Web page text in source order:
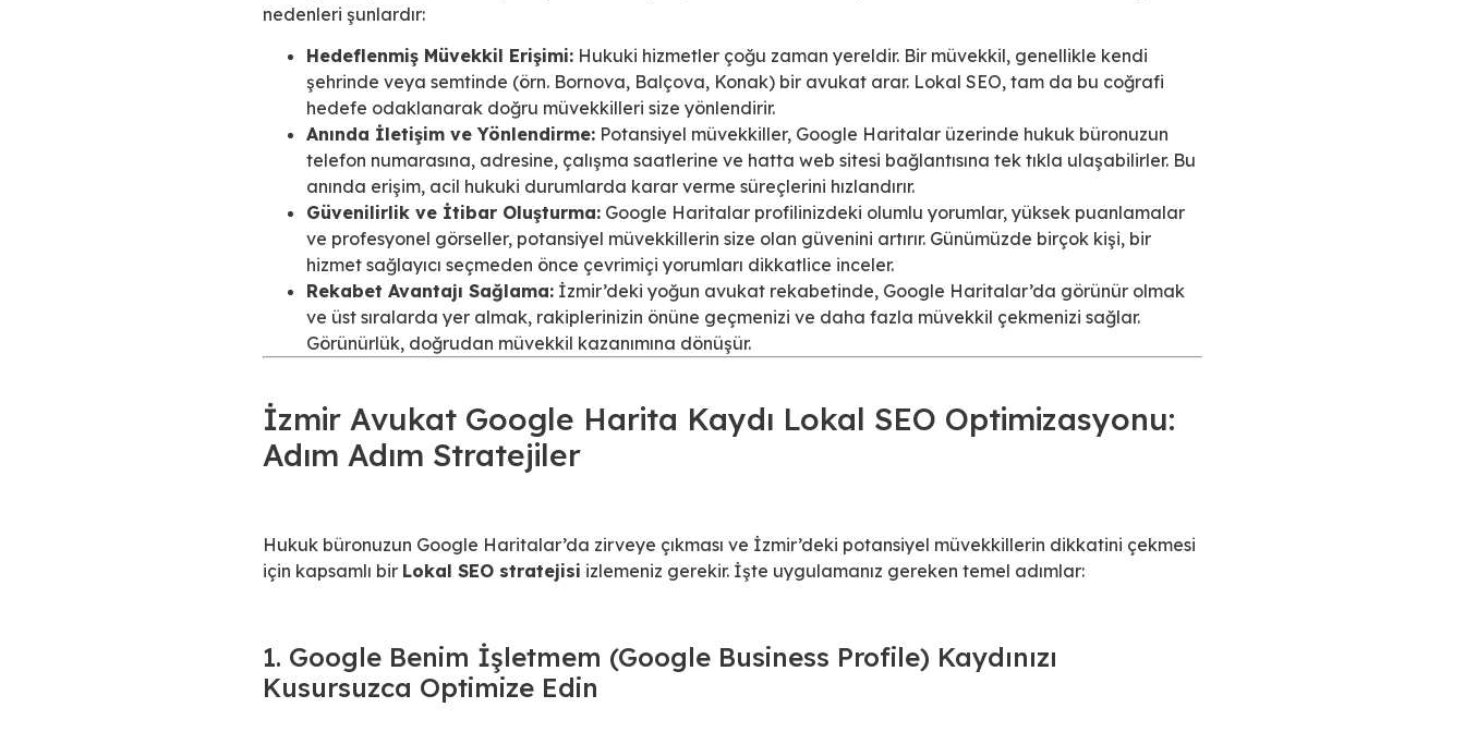
nedenleri şunlardır:
Hedeflenmiş Müvekkil Erişimi:Hukuki hizmetler çoğu zaman yereldir. Bir müvekkil, genellikle kendi
şehrinde veya semtinde (örn. Bornova, Balçova, Konak) bir avukat arar. Lokal SEO, tam da bu coğrafi
hedefe odaklanarak doğru müvekkilleri size yönlendirir.
Anında İletişim ve Yönlendirme:Potansiyel müvekkiller, Google Haritalar üzerinde hukuk büronuzun
telefon numarasına, adresine, çalışma saatlerine ve hatta web sitesi bağlantısına tek tıkla ulaşabilirler. Bu
anında erişim, acil hukuki durumlarda karar verme süreçlerini hızlandırır.
Güvenilirlik ve İtibar Oluşturma:Google Haritalar profilinizdeki olumlu yorumlar, yüksek puanlamalar
ve profesyonel görseller, potansiyel müvekkillerin size olan güvenini artırır. Günümüzde birçok kişi, bir
hizmet sağlayıcı seçmeden önce çevrimiçi yorumları dikkatlice inceler.
Rekabet Avantajı Sağlama:İzmir’deki yoğun avukat rekabetinde, Google Haritalar’da görünür olmak
ve üst sıralarda yer almak, rakiplerinizin önüne geçmenizi ve daha fazla müvekkil çekmenizi sağlar.
Görünürlük, doğrudan müvekkil kazanımına dönüşür.
İzmir Avukat Google Harita Kaydı Lokal SEO Optimizasyonu:
Adım Adım Stratejiler
Hukuk büronuzun Google Haritalar’da zirveye çıkması ve İzmir’deki potansiyel müvekkillerin dikkatini çekmesi
için kapsamlı bir Lokal SEO stratejisi izlemeniz gerekir. İşte uygulamanız gereken temel adımlar:
1. Google Benim İşletmem (Google Business Profile) Kaydınızı
Kusursuzca Optimize Edin